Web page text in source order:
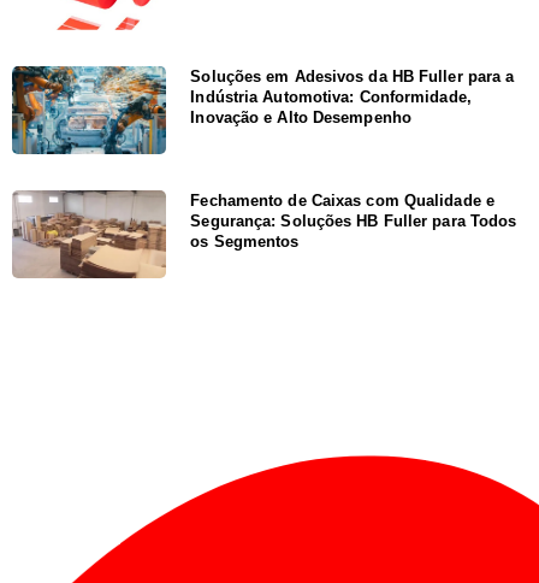
Soluções em Adesivos da HB Fuller para a
Indústria Automotiva: Conformidade,
Inovação e Alto Desempenho
Fechamento de Caixas com Qualidade e
Segurança: Soluções HB Fuller para Todos
os Segmentos